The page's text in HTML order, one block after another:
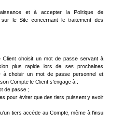
et à accepter la Politique de
sur le Site concernant le traitement des
choisit un mot de passe servant à
plus rapide lors de ses prochaines
à choisir un mot de passe personnel et
Compte le Client s’engage à :
de passe ;
pour éviter que des tiers puissent y avoir
tiers accède au Compte, même à l’insu